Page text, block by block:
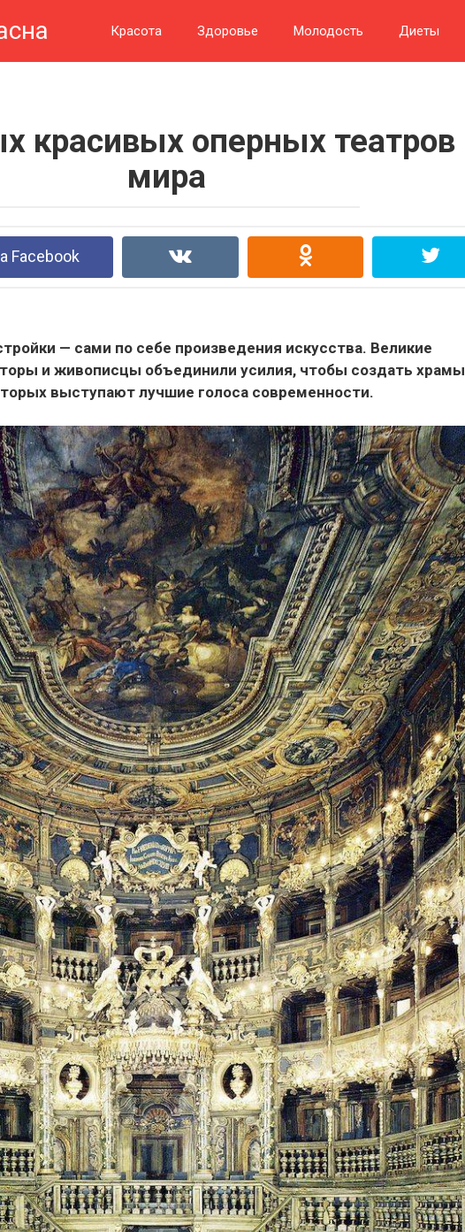
Красота Здоровье Молодость Диеты
красивых оперных театров
мира
Facebook
— сами по себе произведения искусства. Великие
и живописцы объединили усилия, чтобы создать храмы
выступают лучшие голоса современности.